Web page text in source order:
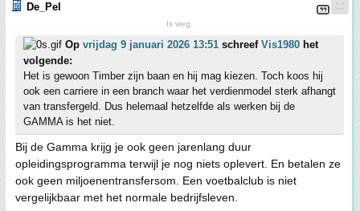
De_Pel
Is weg.
Op vrijdag 9 januari 2026 13:51 schreef Vis1980 het
volgende:
Het is gewoon Timber zijn baan en hij mag kiezen. Toch koos hij
ook een carriere in een branch waar het verdienmodel sterk afhangt
van transfergeld. Dus helemaal hetzelfde als werken bij de
GAMMA is het niet.
Bij de Gamma krijg je ook geen jarenlang duur
opleidingsprogramma terwijl je nog niets oplevert. En betalen ze
ook geen miljoenentransfersom. Een voetbalclub is niet
vergelijkbaar met het normale bedrijfsleven.